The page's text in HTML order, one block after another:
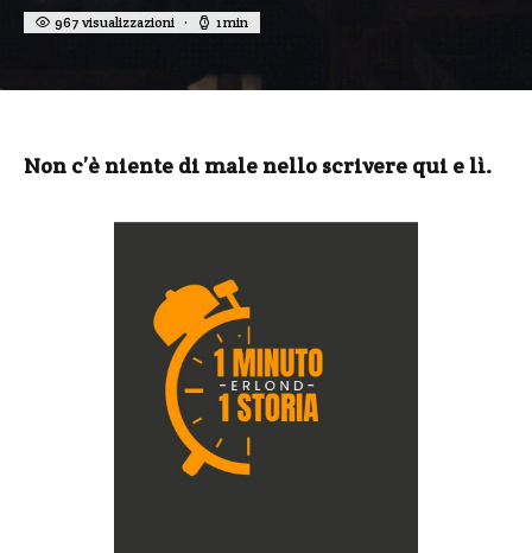
967 visualizzazioni 1 min
Non c’è niente di male nello scrivere qui e lì.